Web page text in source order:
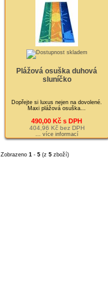
Plážová osuška duhová
sluníčko
Dopřejte si luxus nejen na dovolené.
Maxi plážová osuška...
490,00 Kč s DPH
404,96 Kč bez DPH
... více informací
Zobrazeno 1 - 5(z 5zboží)